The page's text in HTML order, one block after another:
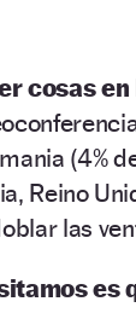
cosas
(4%
Reino
las
es